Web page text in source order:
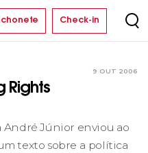
Check-in
9 OUT 2006
Rights
André Júnior enviou ao
texto sobre a política